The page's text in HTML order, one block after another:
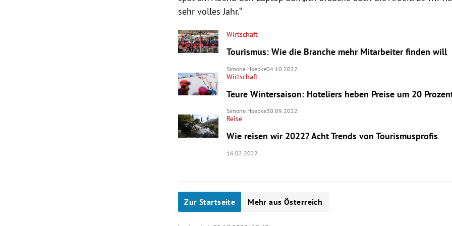
sehr volles Jahr.“
Wirtschaft
Tourismus: Wie die Branche mehr Mitarbeiter finden will
Simone Hoepke04.10.2022
Wirtschaft
Teure Wintersaison: Hoteliers heben Preise um 20
Simone Hoepke30.09.2022
Reise
Wie reisen wir 2022? Acht Trends von Tourismusprofis
16.02.2022
Zur Startseite Mehr aus Österreich